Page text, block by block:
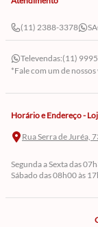
(11) 2388-3378
Televendas:(11)
*Fale com um de
Horário e Endereço -
Rua Serra de Juréa,
Segunda a Sexta das
Sábado das 08h00 às